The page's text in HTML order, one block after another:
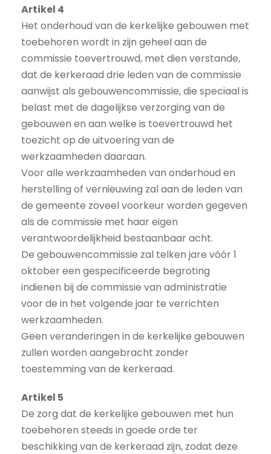
Artikel 4
Het onderhoud van de kerkelijke gebouwen met
toebehoren wordt in zijn geheel aan de
commissie toevertrouwd, met dien verstande,
dat de kerkeraad drie leden van de commissie
aanwijst als gebouwencommissie, die speciaal is
belast met de dagelijkse verzorging van de
gebouwen en aan welke is toevertrouwd het
toezicht op de uitvoering van de
werkzaamheden daaraan.
Voor alle werkzaamheden van onderhoud en
herstelling of vernieuwing zal aan de leden van
de gemeente zoveel voorkeur worden gegeven
als de commissie met haar eigen
verantwoordelijkheid bestaanbaar acht.
De gebouwencommissie zal telken jare vóór 1
oktober een gespecificeerde begroting
indienen bij de commissie van administratie
voor de in het volgende jaar te verrichten
werkzaamheden.
Geen veranderingen in de kerkelijke gebouwen
zullen worden aangebracht zonder
toestemming van de kerkeraad.
Artikel 5
De zorg dat de kerkelijke gebouwen met hun
toebehoren steeds in goede orde ter
beschikking van de kerkeraad zijn, zodat deze